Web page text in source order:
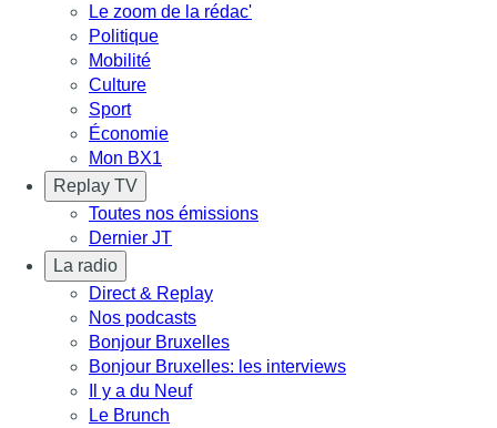
Le zoom de la rédac'
Politique
Mobilité
Culture
Sport
Économie
Mon BX1
Replay TV
Toutes nos émissions
Dernier JT
La radio
Direct & Replay
Nos podcasts
Bonjour Bruxelles
Bonjour Bruxelles: les interviews
Il y a du Neuf
Le Brunch